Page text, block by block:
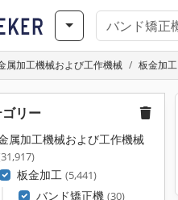
属加工機械および工作機械 板金加工
リー
属加工機械および工作機械
板金加工 (5,441)
バンド矯正機 (30)